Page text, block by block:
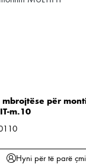
mbrojtëse për
m.10
Hyni për të parë